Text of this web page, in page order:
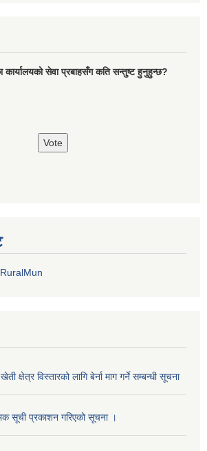
कार्यालयको सेवा प्रबाहसँग कति सन्तुष्ट हुनुहुन्छ?
क्षेत्र विस्तारको लागि बेर्ना माग गर्ने सम्बन्धी सूचना
सूची प्रकाशन गरिएको सूचना ।